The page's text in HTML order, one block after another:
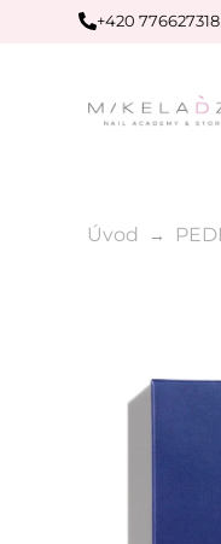
+420 776627318
Úvod